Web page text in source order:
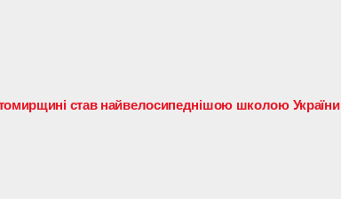
став найвелосипеднішою школою України